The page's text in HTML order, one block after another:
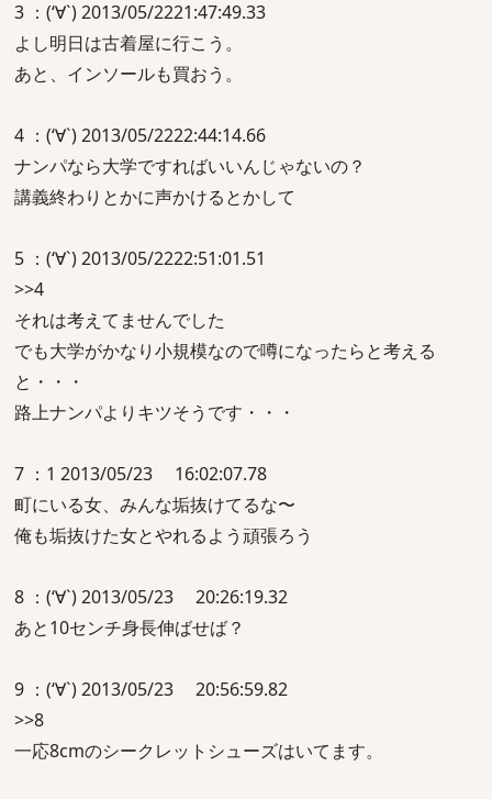
3 ：(‘∀`) 2013/05/2221:47:49.33
よし明日は古着屋に行こう。
あと、インソールも買おう。
4 ：(‘∀`) 2013/05/2222:44:14.66
ナンパなら大学ですればいいんじゃないの？
講義終わりとかに声かけるとかして
5 ：(‘∀`) 2013/05/2222:51:01.51
>>4
それは考えてませんでした
でも大学がかなり小規模なので噂になったらと考える
と・・・
路上ナンパよりキツそうです・・・
7 ：1 2013/05/23 16:02:07.78
町にいる女、みんな垢抜けてるな〜
俺も垢抜けた女とやれるよう頑張ろう
8 ：(‘∀`) 2013/05/23 20:26:19.32
あと10センチ身長伸ばせば？
9 ：(‘∀`) 2013/05/23 20:56:59.82
>>8
一応8cmのシークレットシューズはいてます。